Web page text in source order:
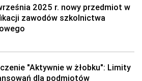
2025 r. nowy przedmiot w
zawodów szkolnictwa
"Aktywnie w żłobku": Limity
dla podmiotów